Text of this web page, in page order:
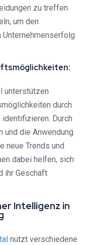
zu treffen
um den
unterstützen
durch
Durch
und die Anwendung
neue Trends und
dabei helfen, sich
ihr Geschäft
Intelligenz in
nutzt verschiedene